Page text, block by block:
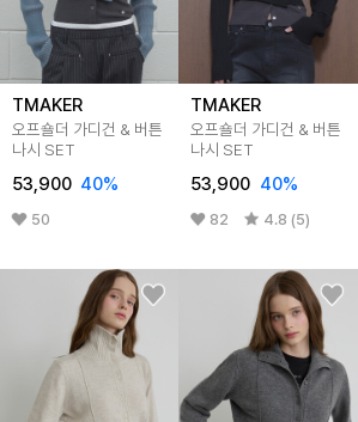
TMAKER
오프숄더 가디건 & 버튼
나시 SET
53,900 40%
50
TMAKER
오프숄더 가디건 & 버튼
나시 SET
53,900 40%
82 4.8 (5)